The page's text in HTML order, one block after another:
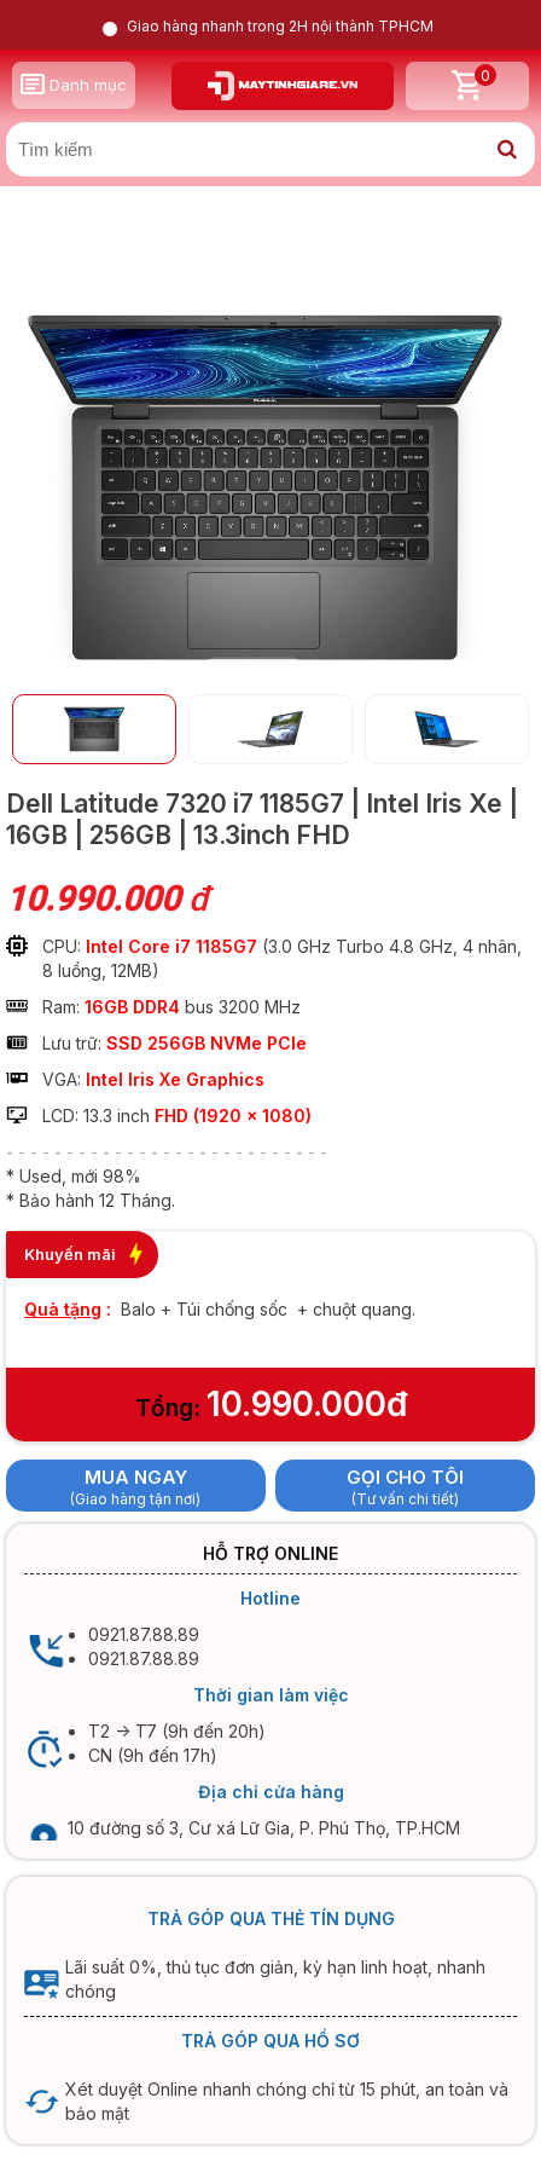
Giao hàng nhanh trong 2H nội thành TPHCM
Danh mục 0
Dell Latitude 7320 i7 1185G7 | Intel Iris Xe |
16GB | 256GB | 13.3inch FHD
10.990.000đ
CPU: Intel Core i7 1185G7 (3.0 GHz Turbo 4.8 GHz, 4 nhân,
8 luồng, 12MB)
Ram: 16GB DDR4 bus 3200 MHz
Lưu trữ: SSD 256GB NVMe PCIe
VGA: Intel Iris Xe Graphics
LCD: 13.3 inch FHD (1920 x 1080)
- - - - - - - - - - - - - - - - - - - - - - - - - - -
* Used, mới 98%
* Bảo hành 12 Tháng.
Khuyến mãi
Quà tặng : Balo + Túi chống sốc + chuột quang.
Tổng: 10.990.000đ
MUA NGAY
(Giao hàng tận nơi)
GỌI CHO TÔI
(Tư vấn chi tiết)
GỌI LẠI CHO TÔI X
Dell Latitude 7320 i7 1185G7 | Intel Iris Xe | 16GB |
256GB | 13.3inch FHD
Nam Nữ
HỖ TRỢ ONLINE
Hotline
0921.87.88.89
0921.87.88.89
Thời gian làm việc
T2 -> T7 (9h đến 20h)
CN (9h đến 17h)
Địa chỉ cửa hàng
10 đường số 3, Cư xá Lữ Gia, P. Phú Thọ, TP.HCM
TRẢ GÓP QUA THẺ TÍN DỤNG
Lãi suất 0%, thủ tục đơn giản, kỳ hạn linh hoạt, nhanh
chóng
TRẢ GÓP QUA HỒ SƠ
Xét duyệt Online nhanh chóng chỉ từ 15 phút, an toàn và
bảo mật